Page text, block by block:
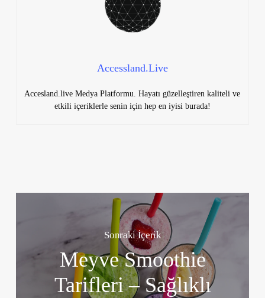
Accessland.Live
Accesland.live Medya Platformu. Hayatı güzelleştiren kaliteli ve
etkili içeriklerle senin için hep en iyisi burada!
Sonraki İçerik
Meyve Smoothie
Tarifleri – Sağlıklı